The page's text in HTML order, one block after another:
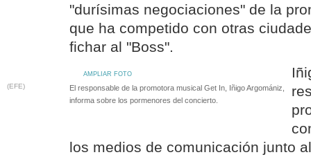
"durísimas negociaciones" de la
que ha competido con otras
fichar al "Boss".
AMPLIAR FOTO
(EFE)
El responsable de la promotora musical Get In, Iñigo Argomániz,
informa sobre los pormenores del concierto.
los medios de comunicación junto